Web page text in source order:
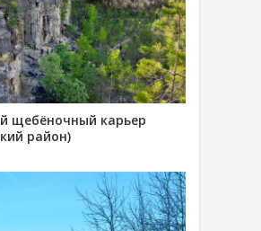
щебёночный карьер
район)